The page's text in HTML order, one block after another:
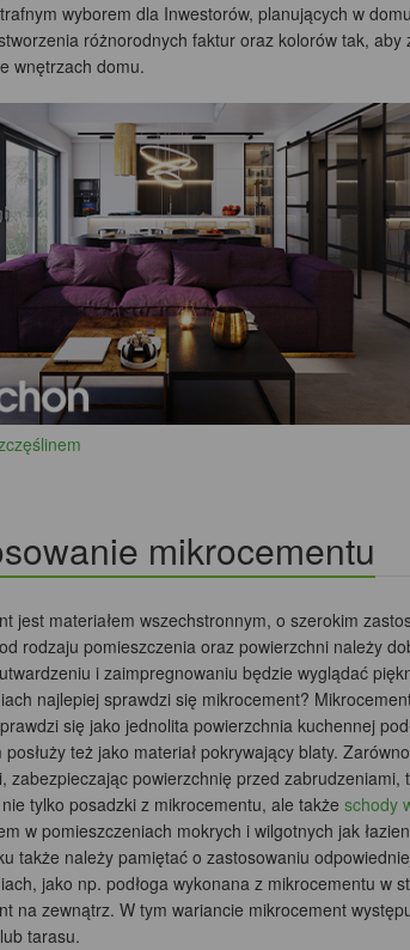
wyborem dla Inwestorów, planujących w
różnorodnych faktur oraz kolorów tak,
wnętrzach domu.
mikrocementu
jest materiałem wszechstronnym, o szerokim
rodzaju pomieszczenia oraz powierzchni należy
i zaimpregnowaniu będzie wyglądać
najlepiej sprawdzi się mikrocement?
się jako jednolita powierzchnia kuchennej
też jako materiał pokrywający blaty.
zabezpieczając powierzchnię przed
tylko posadzki z mikrocementu, ale także schody
w pomieszczeniach mokrych i wilgotnych jak
także należy pamiętać o zastosowaniu
jako np. podłoga wykonana z mikrocementu
na zewnątrz. W tym wariancie mikrocement
tarasu.